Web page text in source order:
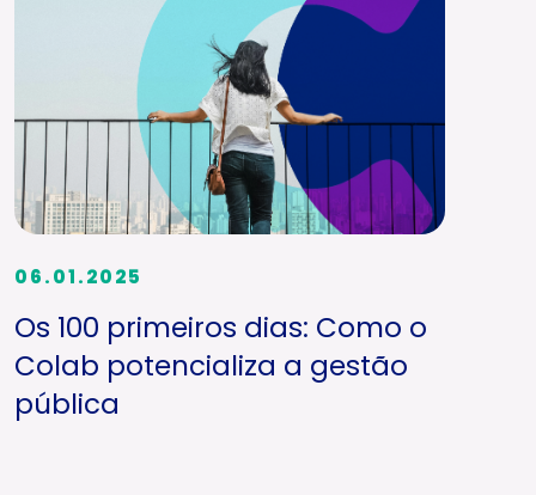
06.01.2025
Os 100 primeiros dias: Como o
Colab potencializa a gestão
pública